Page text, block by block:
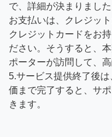
で、詳細が決まりまし
お支払いは、クレジッ
クレジットカードをお
ださい。そうすると、
ポーターが訪問して、
5.サービス提供終了後
価まで完了すると、サ
きます。